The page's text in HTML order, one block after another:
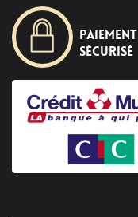
Paiement
sécurisé